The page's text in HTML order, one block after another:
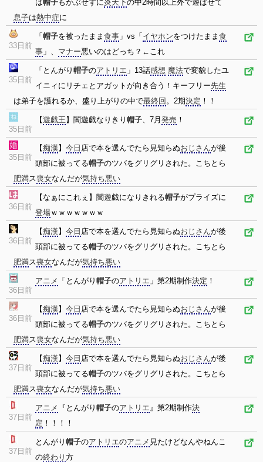
は帽子もかぶせずに炎天下の中2時間以上外で遊ばせて
息子は熱中症に
33日前
「 帽子を被ったまま 食事 」vs「 イヤホンをつけたまま 食
事 」、 マナー悪いのはどっち？←これ
35日前
「とんがり 帽子のアトリエ 」13話感想 魔法で変貌したユ
イニィにリチェとアガットが向き合う！キーフリー先生
は弟子を護れるか、盛り上がりの中で最終回 。2期決定 ！！
35日前
【遊戯王 】闇遊戯なりきり 帽子、7月 発売 ！
35日前
【痴漢 】 今日 店で本を選んでたら見知らぬおじさんが後
頭部に被ってる帽子のツバをグリグリされた。こちとら
肥満ス喪女なんだが気持ち悪い
36日前
【なぁにこれぇ】闇遊戯になりきれる帽子がプライズに
登場ｗｗｗｗｗｗｗ
36日前
【痴漢 】 今日 店で本を選んでたら見知らぬおじさんが後
頭部に被ってる帽子のツバをグリグリされた。こちとら
肥満ス喪女なんだが気持ち悪い
36日前
アニメ 「とんがり 帽子のアトリエ 」第2期制作決定 ！
36日前
【痴漢 】 今日 店で本を選んでたら見知らぬおじさんが後
頭部に被ってる帽子のツバをグリグリされた。こちとら
肥満ス喪女なんだが気持ち悪い
37日前
【痴漢 】 今日 店で本を選んでたら見知らぬおじさんが後
頭部に被ってる帽子のツバをグリグリされた。こちとら
肥満ス喪女なんだが気持ち悪い
37日前
アニメ 『とんがり 帽子のアトリエ』第2期制作決
定 ！！！！
37日前
とんがり 帽子のアトリエのアニメ 見たけどなんやねんこ
の終わり 方